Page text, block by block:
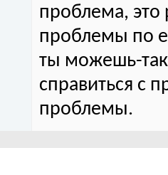
проблема, это
проблемы по
ты можешь-
справиться с
проблемы.